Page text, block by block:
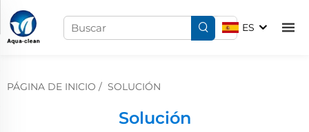
ES
PÁGINA DE INICIO / SOLUCIÓN
Solución